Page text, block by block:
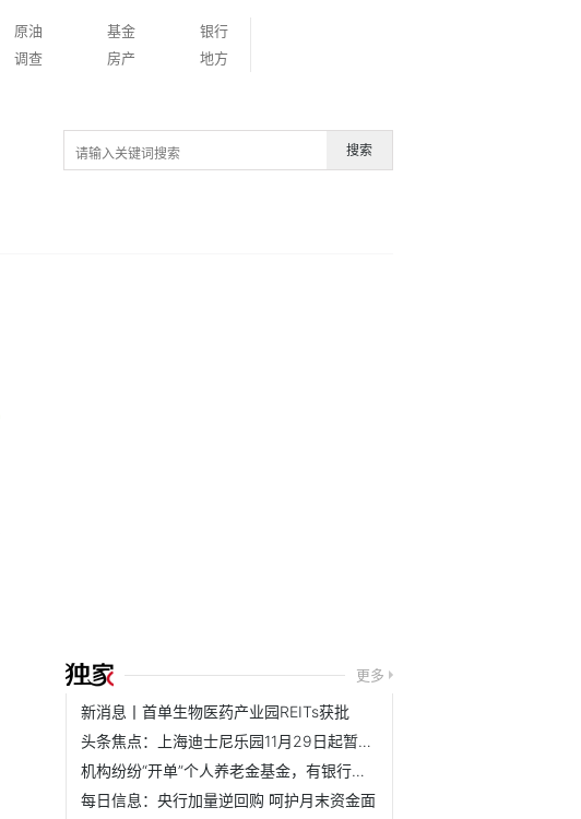
原油 基金
银行
调查 房产 地方
搜索
更多
新消息丨首单生物医药产业园REITs获批
头条焦点：上海迪士尼乐园11月29日起暂时关闭
机构纷纷“开单”个人养老金基金，有银行系公募卖了两千多万
每日信息：央行加量逆回购 呵护月末资金面